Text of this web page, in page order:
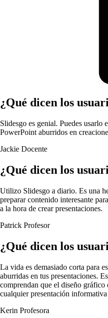
¿Qué dicen los
Slidesgo es genial. Puedes usarlo
PowerPoint aburridos en
Jackie Docente
¿Qué dicen los
Utilizo Slidesgo a diario. Es una
preparar contenido interesante
a la hora de crear presentaciones.
Patrick Profesor
¿Qué dicen los
La vida es demasiado corta para
aburridas en tus presentaciones.
comprendan que el diseño gráfico
cualquier presentación
Kerin Profesora